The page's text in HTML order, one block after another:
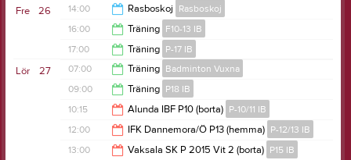
23:30
22:00
26
Fre 14:00 Rasboskoj Rasboskoj
16:00
16:00 Träning F10-13 IB
17:00
17:00 Träning P-17 IB
18:00
27
Lör 07:00 Träning Badminton Vuxna
09:00
09:00 Träning P18 IB
10:00
10:15 Alunda IBF P10 (borta) P-10/11 IB
12:15
12:00 IFK Dannemora/Ö P13 (hemma) P-12/13 IB
13:00 Vaksala SK P 2015 Vit 2 (borta) P15 IB